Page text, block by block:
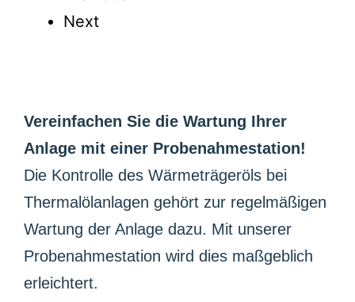
Next
Vereinfachen Sie die Wartung Ihrer
Anlage mit einer Probenahmestation!
Die Kontrolle des Wärmeträgeröls bei
Thermalölanlagen gehört zur regelmäßigen
Wartung der Anlage dazu. Mit unserer
Probenahmestation wird dies maßgeblich
erleichtert.